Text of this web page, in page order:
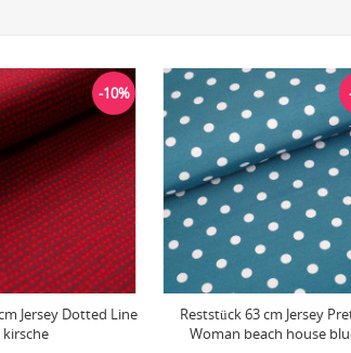
Jersey Dotted Line
kirsche
-10%
Reststück 63 cm Jersey
Woman beach house